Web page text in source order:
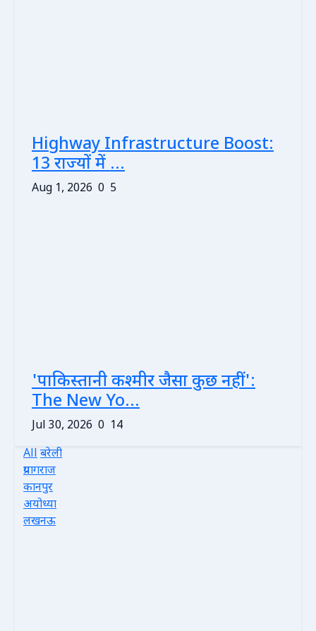
Highway Infrastructure Boost:
13 राज्यों में ...
Aug 1, 2026 0 5
'पाकिस्तानी कश्मीर जैसा कुछ नहीं':
The New Yo...
Jul 30, 2026 0 14
Allबरेली
प्रयागराज
कानपुर
अयोध्या
लखनऊ